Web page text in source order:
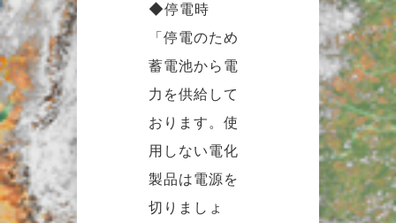
◆停電時
「停電のため
蓄電池から電
力を供給して
おります。使
用しない電化
製品は電源を
切りましょ